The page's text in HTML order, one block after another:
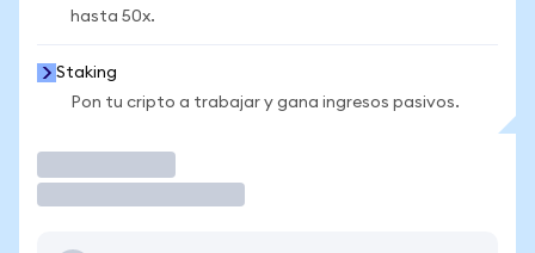
hasta 50x.
Staking
Pon tu cripto a trabajar y gana ingresos pasivos.